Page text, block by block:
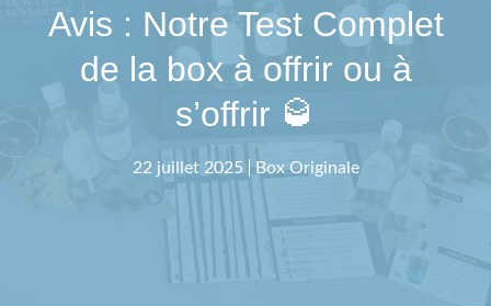
Avis : Notre Test Complet
de la box à offrir ou à
s’offrir 🥃
22 juillet 2025 Box Originale